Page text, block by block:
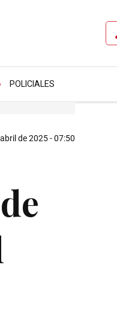
POLICIALES
de 2025 - 07:50